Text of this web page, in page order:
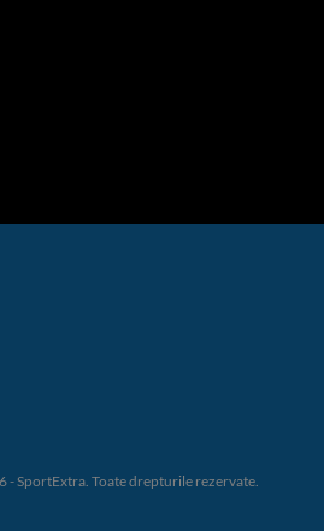
- SportExtra. Toate drepturile rezervate.